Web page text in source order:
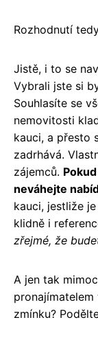
Rozhodnutí
Jistě, i to se
Vybrali jste si
Souhlasíte se
nemovitosti
kauci, a přesto
zadrhává.
zájemců.
neváhejte
kauci, jestliže
klidně i
zřejmé, že
A jen tak
zmínku?